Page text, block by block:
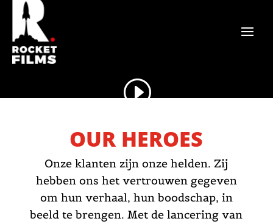
OUR HEROES
Onze klanten zijn onze helden. Zij
hebben ons het vertrouwen gegeven
om hun verhaal, hun boodschap, in
beeld te brengen. Met de lancering van